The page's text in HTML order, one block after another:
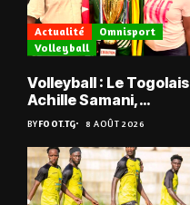
Actualité
Omnisport
Volleyball
Volleyball : Le Togolais
Achille Samani,
champion du Bénin !
BYFOOT.TG 8 AOÛT 2026